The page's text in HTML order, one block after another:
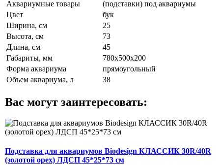
Аквариумные товары
(подставки) под аквариумы
Цвет
бук
Ширина, см
25
Высота, см
73
Длина, см
45
Габариты, мм
780х500х200
Форма аквариума
прямоугольный
Объем аквариума, л
38
Вас могут заинтересовать:
Подставка для аквариумов Biodesign КЛАССИК 30R/40R
(золотой орех) ЛДСП 45*25*73 см